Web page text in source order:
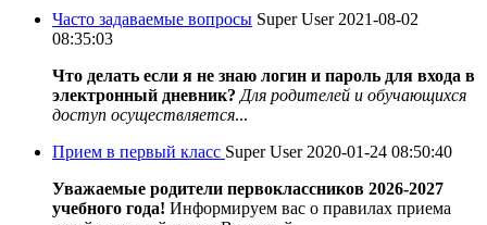
Часто задаваемые вопросы Super User 2021-08-02
08:35:03
Что делать если я не знаю логин и пароль для входа в
электронный дневник? Для родителей и обучающихся
доступ осуществляется...
Прием в первый класс Super User 2020-01-24 08:50:40
Уважаемые родители первоклассников 2026-2027
учебного года! Информируем вас о правилах приема